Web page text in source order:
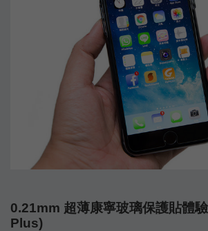
0.21mm 超薄康寧玻璃保護貼體
Plus)